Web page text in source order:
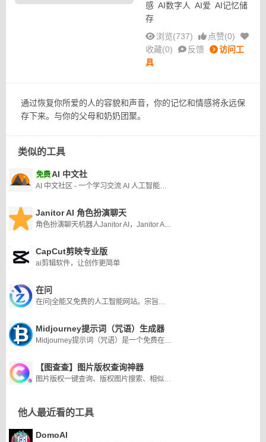
感 AI数字人 AI爱 AI记忆储
存
浏览(737)
点赞(0)
收藏(0) 反馈
访问工
具
通过恢复你所爱的人的容貌和声音，你的记忆和情感将永远保
存下来。与你的父母和奶奶团聚。
类似的工具
免费AI 中文社
AI 中文社区 - 一个学习交流 AI 人工智能技术的中文社区
Janitor AI 角色扮演聊天
角色扮演聊天机器人Janitor AI，Janitor AI 被证明是各行业用户的多功能且不可或缺的平台。
CapCut剪映专业版
ai剪辑软件，让创作更简单
在问
在问|全能又免费的人工智能网站。宗旨：让知识无界,智能触手可及
Midjourney提示词（咒语）生成器
Midjourney提示词（咒语）是一个免费在线生成器，可以快速生成midjourney关键词、咒语的实用工具平台，内置2000+宝典，实时翻译，利用Midjo
【图查查】图片版权查询神器
图片版权一键查询、版权图片搜索、相似版权图片推荐、免费版权图供给等服务
他人最近看的工具
DomoAI